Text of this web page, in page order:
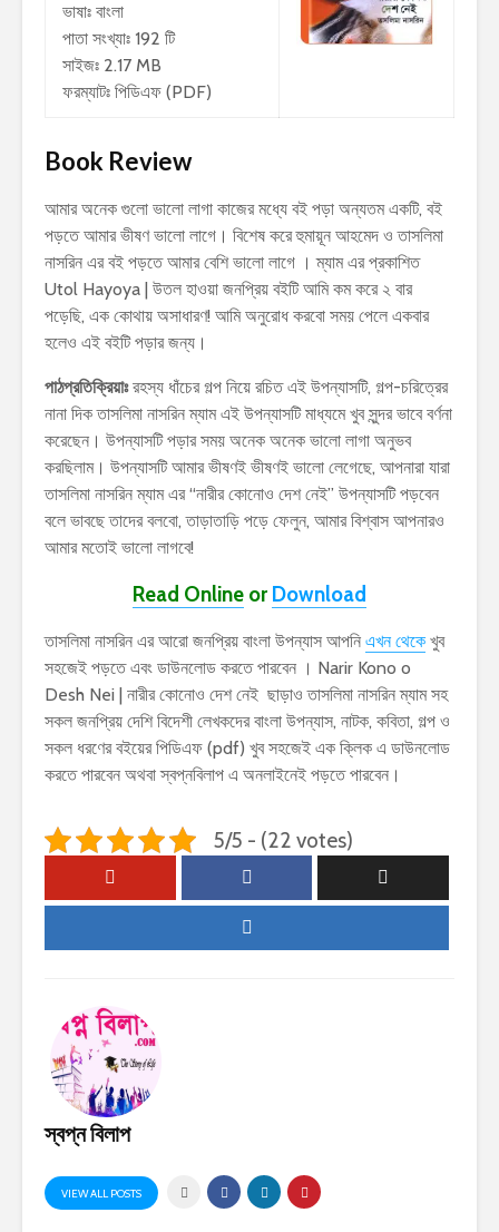
ভাষাঃ বাংলা
পাতা সংখ্যাঃ 192 টি
সাইজঃ 2.17 MB
ফরম্যাটঃ পিডিএফ (PDF)
Book Review
আমার অনেক গুলো ভালো লাগা কাজের মধ্যে বই পড়া অন্যতম একটি, বই
পড়তে আমার ভীষণ ভালো লাগে। বিশেষ করে হুমায়ূন আহমেদ ও তাসলিমা
নাসরিন এর বই পড়তে আমার বেশি ভালো লাগে । ম্যাম এর প্রকাশিত
Utol Hayoya | উতল হাওয়া জনপ্রিয় বইটি আমি কম করে ২ বার
পড়েছি, এক কোথায় অসাধারণ! আমি অনুরোধ করবো সময় পেলে একবার
হলেও এই বইটি পড়ার জন্য।
পাঠপ্রতিক্রিয়াঃরহস্য ধাঁচের গল্প নিয়ে রচিত এই উপন্যাসটি, গল্প-চরিত্রের
নানা দিক তাসলিমা নাসরিন ম্যাম এই উপন্যাসটি মাধ্যমে খুব সুন্দর ভাবে বর্ণনা
করেছেন। উপন্যাসটি পড়ার সময় অনেক অনেক ভালো লাগা অনুভব
করছিলাম। উপন্যাসটি আমার ভীষণই ভীষণই ভালো লেগেছে, আপনারা যারা
তাসলিমা নাসরিন ম্যাম এর “নারীর কোনোও দেশ নেই” উপন্যাসটি পড়বেন
বলে ভাবছে তাদের বলবো, তাড়াতাড়ি পড়ে ফেলুন, আমার বিশ্বাস আপনারও
আমার মতোই ভালো লাগবে!
Read Online or Download
তাসলিমা নাসরিন এর আরো জনপ্রিয় বাংলা উপন্যাস আপনি এখন থেকে খুব
সহজেই পড়তে এবং ডাউনলোড করতে পারবেন । Narir Kono o
Desh Nei | নারীর কোনোও দেশ নেই ছাড়াও তাসলিমা নাসরিন ম্যাম সহ
সকল জনপ্রিয় দেশি বিদেশী লেখকদের বাংলা উপন্যাস, নাটক, কবিতা, গল্প ও
সকল ধরণের বইয়ের পিডিএফ (pdf) খুব সহজেই এক ক্লিক এ ডাউনলোড
করতে পারবেন অথবা স্বপ্নবিলাপ এ অনলাইনেই পড়তে পারবেন।
5/5 - (22 votes)
স্বপ্ন বিলাপ
VIEW ALL POSTS